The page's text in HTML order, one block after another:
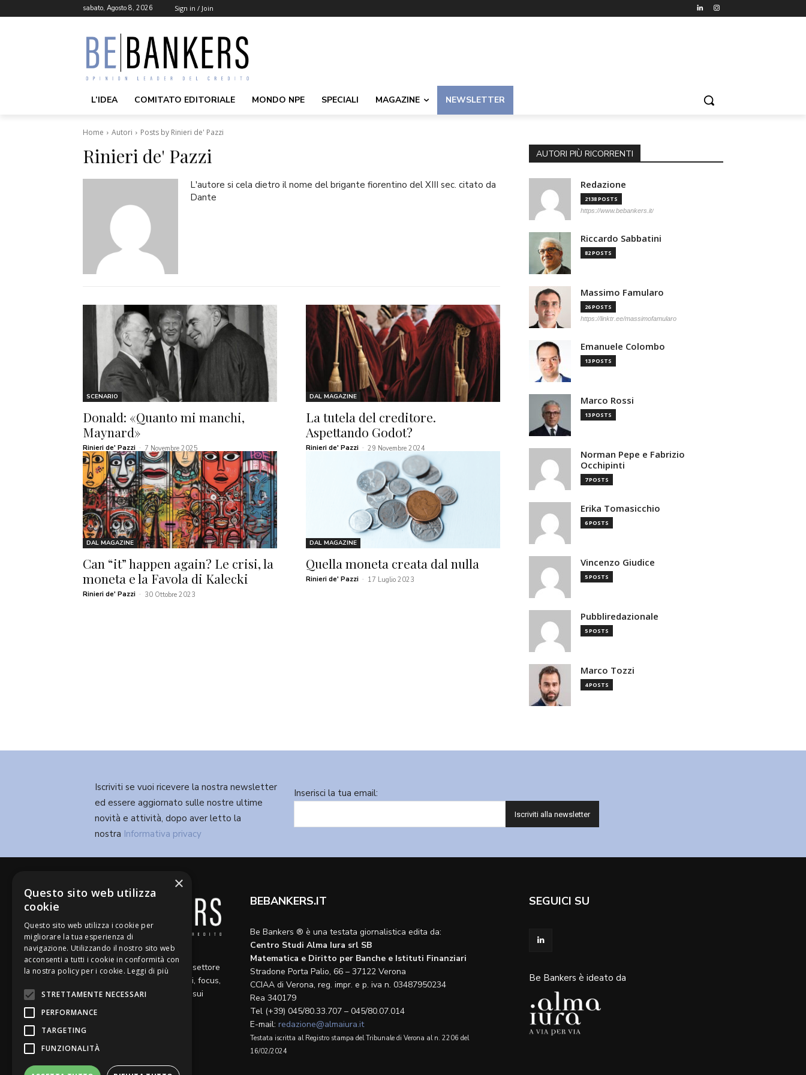
sabato, Agosto 8, 2026 Sign in / Join
L’IDEA COMITATO EDITORIALE MONDO NPE SPECIALI MAGAZINE NEWSLETTER
Home Autori Posts by Rinieri de' Pazzi
Rinieri de' Pazzi
L'autore si cela dietro il nome del brigante fiorentino del XIII sec. citato da
Dante
SCENARIO
Donald: «Quanto mi manchi,
Maynard»
Rinieri de' Pazzi - 7 Novembre 2025
DAL MAGAZINE
La tutela del creditore.
Aspettando Godot?
Rinieri de' Pazzi - 29 Novembre 2024
DAL MAGAZINE
Can “it” happen again? Le crisi, la
moneta e la Favola di Kalecki
Rinieri de' Pazzi - 30 Ottobre 2023
DAL MAGAZINE
Quella moneta creata dal nulla
Rinieri de' Pazzi - 17 Luglio 2023
AUTORI PIÙ RICORRENTI
Redazione
2138 POSTS
https://www.bebankers.it/
Riccardo Sabbatini
82 POSTS
Massimo Famularo
26 POSTS
https://linktr.ee/massimofamularo
Emanuele Colombo
13 POSTS
Marco Rossi
13 POSTS
Norman Pepe e Fabrizio
Occhipinti
7 POSTS
Erika Tomasicchio
6 POSTS
Vincenzo Giudice
5 POSTS
Pubbliredazionale
5 POSTS
Marco Tozzi
4 POSTS
Iscriviti se vuoi ricevere la nostra newsletter
ed essere aggiornato sulle nostre ultime
novità e attività, dopo aver letto la
nostra Informativa privacy
Inserisci la tua email:
Diamo voce a riflessioni,
aggiornamenti e opinioni sul settore
del credito, ospitando articoli, focus,
approfondimenti e interviste sui
BEBANKERS.IT
Be Bankers ® è una testata giornalistica edita da:
Centro Studi Alma Iura srl SB
Matematica e Diritto per Banche e Istituti Finanziari
Stradone Porta Palio, 66 – 37122 Verona
CCIAA di Verona, reg. impr. e p. iva n. 03487950234
Rea 340179
Tel (+39) 045/80.33.707 – 045/80.07.014
E-mail: redazione@almaiura.it
Testata iscritta al Registro stampa del Tribunale di Verona al n. 2206 del
16/02/2024
SEGUICI SU
Be Bankers è ideato da
×
Questo sito web utilizza
cookie
Questo sito web utilizza i cookie per
migliorare la tua esperienza di
navigazione. Utilizzando il nostro sito web
acconsenti a tutti i cookie in conformità con
la nostra policy per i cookie. Leggi di più
STRETTAMENTE NECESSARI
PERFORMANCE
TARGETING
FUNZIONALITÀ